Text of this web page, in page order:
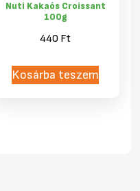
Nuti Kakaós Croissant
100g
440 Ft
Kosárba teszem